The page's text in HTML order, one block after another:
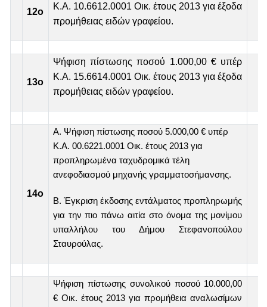
12o
Κ.Α. 10.6612.0001 Οικ. έτους 2013 για έξοδα
προμήθειας ειδών γραφείου.
13o
Ψήφιση πίστωσης ποσού 1.000,00 € υπέρ
Κ.Α. 15.6614.0001 Οικ. έτους 2013 για έξοδα
προμήθειας ειδών γραφείου.
14ο
Α. Ψήφιση πίστωσης ποσού 5.000,00 € υπέρ
Κ.Α. 00.6221.0001 Οικ. έτους 2013 για
προπληρωμένα ταχυδρομικά τέλη
ανεφοδιασμού μηχανής γραμματοσήμανσης.
Β. Έγκριση έκδοσης εντάλματος προπληρωμής
για την πιο πάνω αιτία στο όνομα της μονίμου
υπαλλήλου του Δήμου Στεφανοπούλου
Σταυρούλας.
Ψήφιση πίστωσης συνολικού ποσού 10.000,00
€ Οικ. έτους 2013 για προμήθεια αναλωσίμων